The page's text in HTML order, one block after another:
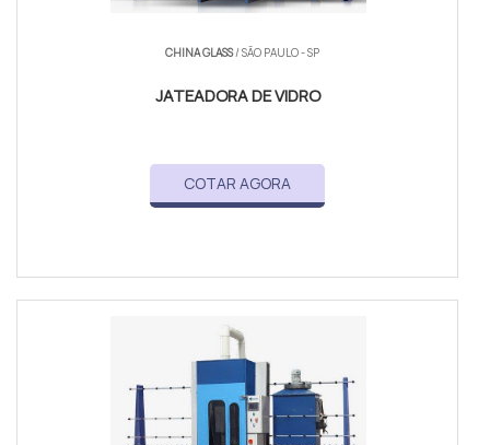
CHINA GLASS/ SÃO PAULO - SP
JATEADORA DE VIDRO
COTAR AGORA